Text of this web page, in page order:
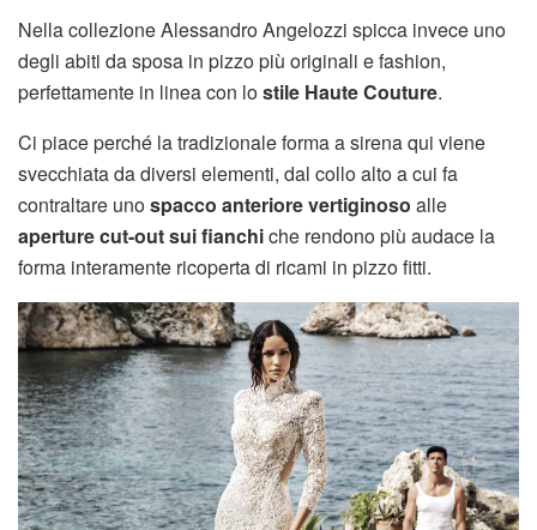
Nella collezione Alessandro Angelozzi spicca invece uno
degli abiti da sposa in pizzo più originali e fashion,
perfettamente in linea con lostile Haute Couture.
Ci piace perché la tradizionale forma a sirena qui viene
svecchiata da diversi elementi, dal collo alto a cui fa
contraltare unospacco anteriore vertiginoso alle
aperture cut-out sui fianchiche rendono più audace la
forma interamente ricoperta di ricami in pizzo fitti.